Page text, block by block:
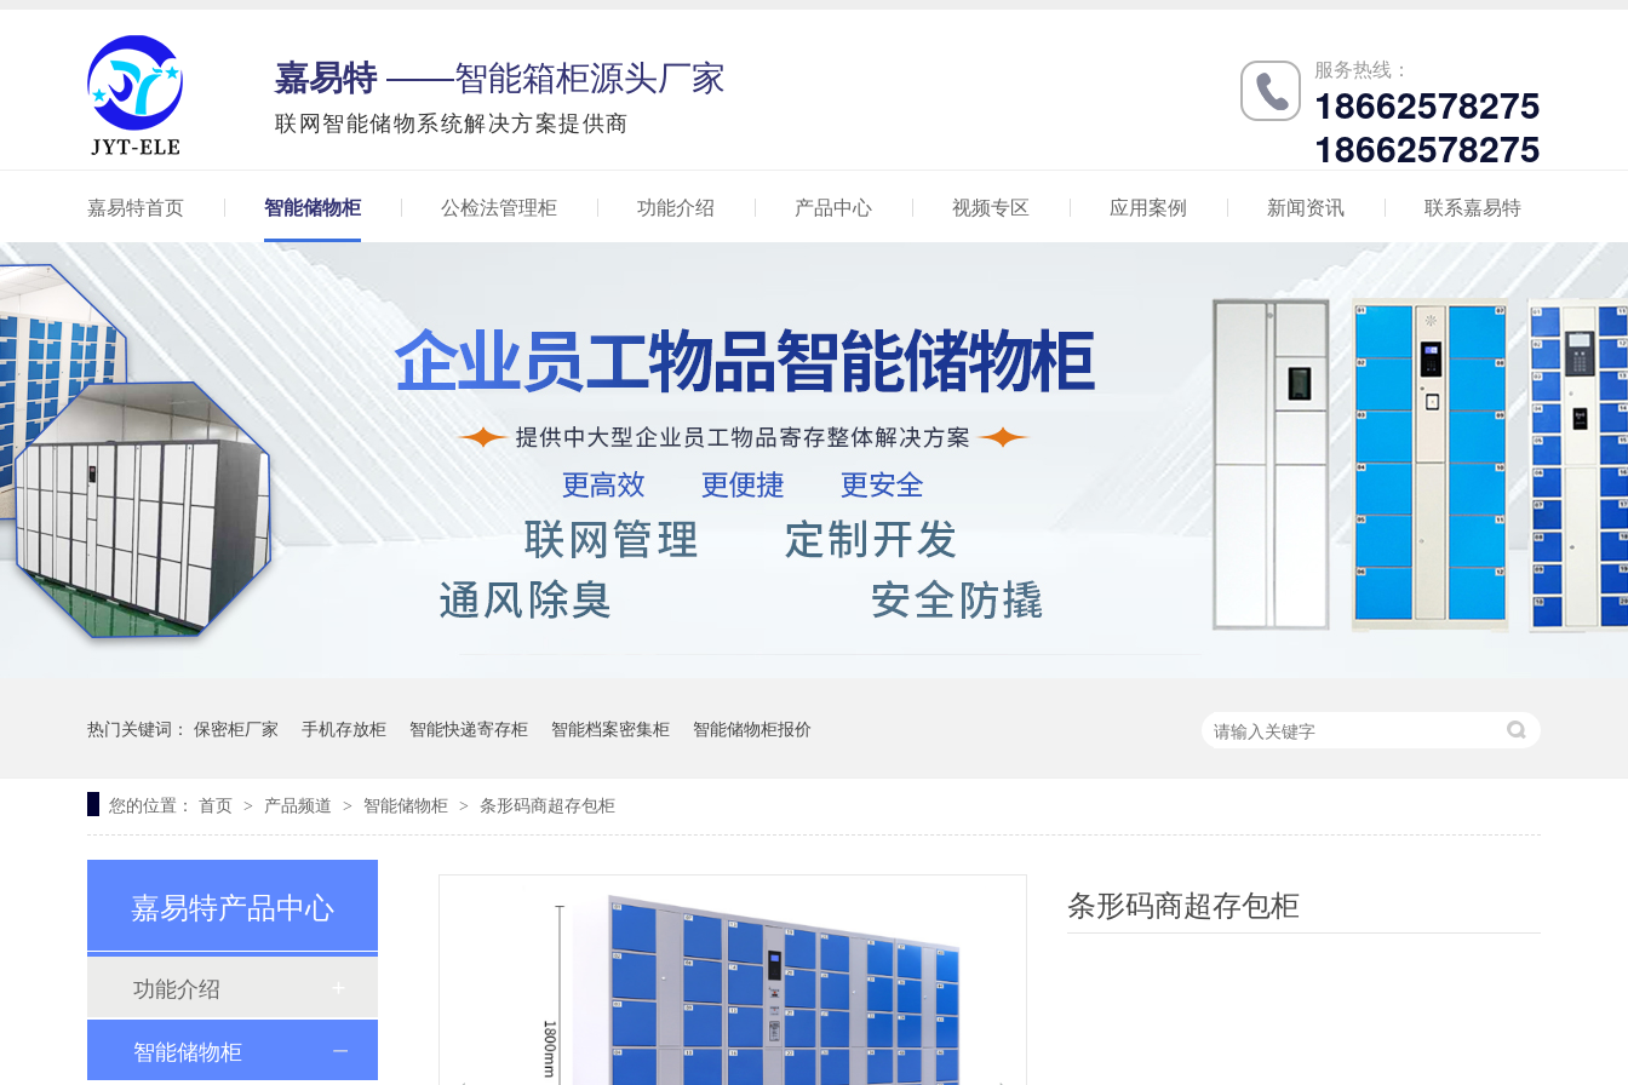
嘉易特——智能箱柜源头厂家
联网智能储物系统解决方案提供商
服务热线：
18662578275
18662578275
嘉易特首页 智能储物柜 公检法管理柜 功能介绍 产品中心 视频专区 应用案例 新闻资讯 联系嘉易特
热门关键词： 保密柜厂家 手机存放柜 智能快递寄存柜 智能档案密集柜 智能储物柜报价
您的位置： 首页 > 产品频道 > 智能储物柜 > 条形码商超存包柜
条形码商超存包柜
嘉易特产品中心
功能介绍
智能储物柜